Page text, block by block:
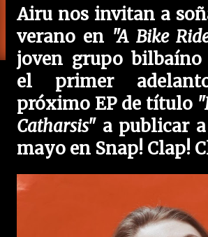
Airu nos invitan a
verano en "A Bike
joven grupo bilbaíno
el primer
próximo EP de título
Catharsis"a publicar
mayo en Snap! Clap!